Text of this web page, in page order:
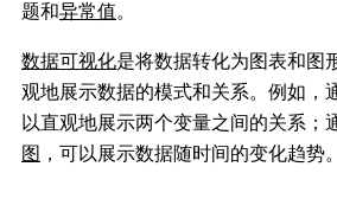
题和异常值。
数据可视化是将数据转化为图表和图
观地展示数据的模式和关系。例如，
以直观地展示两个变量之间的关系；
图 ，可以展示数据随时间的变化趋势。